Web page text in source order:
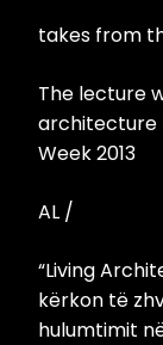
takes from
The lecture
architecture
Week 2013
AL /
“Living
kërkon të
hulumtimit